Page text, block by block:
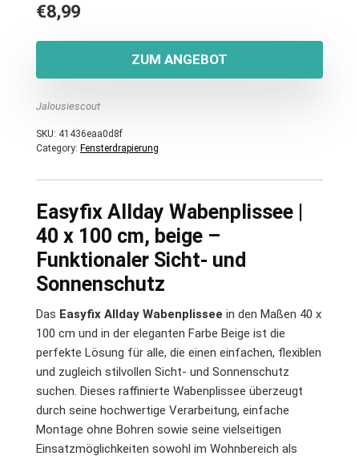
€8,99
ZUM ANGEBOT
Jalousiescout
SKU: 41436eaa0d8f
Category: Fensterdrapierung
Easyfix Allday Wabenplissee |
40 x 100 cm, beige –
Funktionaler Sicht- und
Sonnenschutz
Das Easyfix Allday Wabenplissee in den Maßen 40 x
100 cm und in der eleganten Farbe Beige ist die
perfekte Lösung für alle, die einen einfachen, flexiblen
und zugleich stilvollen Sicht- und Sonnenschutz
suchen. Dieses raffinierte Wabenplissee überzeugt
durch seine hochwertige Verarbeitung, einfache
Montage ohne Bohren sowie seine vielseitigen
Einsatzmöglichkeiten sowohl im Wohnbereich als